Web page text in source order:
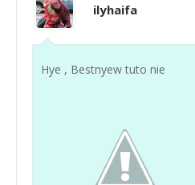
ilyhaifa
Hye , Bestnyew tuto nie